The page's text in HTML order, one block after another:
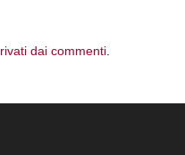
dai commenti